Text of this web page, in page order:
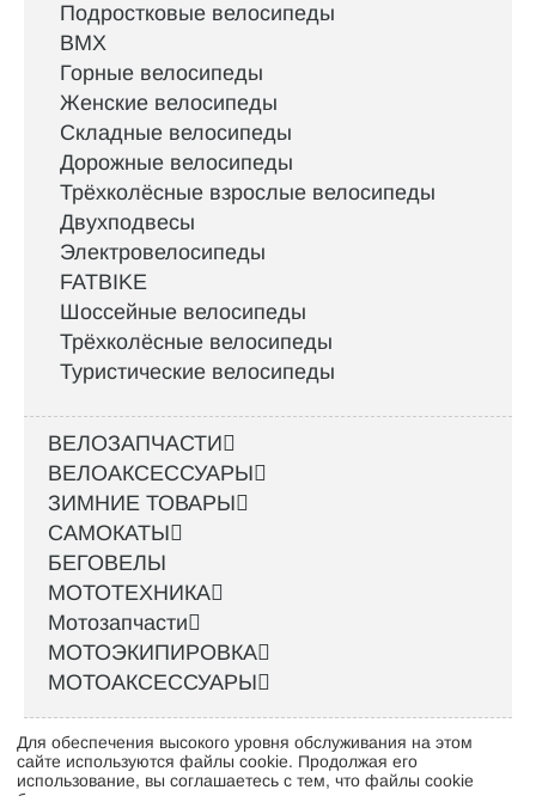
Подростковые велосипеды
BMX
Горные велосипеды
Женские велосипеды
Складные велосипеды
Дорожные велосипеды
Трёхколёсные взрослые велосипеды
Двухподвесы
Электровелосипеды
FATBIKE
Шоссейные велосипеды
Трёхколёсные велосипеды
Туристические велосипеды
ВЕЛОЗАПЧАСТИ
ВЕЛОАКСЕССУАРЫ
ЗИМНИЕ ТОВАРЫ
САМОКАТЫ
БЕГОВЕЛЫ
МОТОТЕХНИКА
Мотозапчасти
МОТОЭКИПИРОВКА
МОТОАКСЕССУАРЫ
Интернет-магазин велосипедов VELO52.RU
Для обеспечения высокого уровня обслуживания на этом
сайте используются файлы cookie. Продолжая его
использование, вы соглашаетесь с тем, что файлы cookie